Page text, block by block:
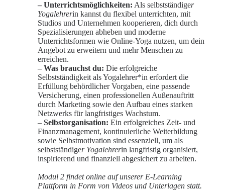
– Unterrichtsmöglichkeiten: Als selbstständiger
Yogalehrerin kannst du flexibel unterrichten, mit
Studios und Unternehmen kooperieren, dich durch
Spezialisierungen abheben und moderne
Unterrichtsformen wie Online-Yoga nutzen, um dein
Angebot zu erweitern und mehr Menschen zu
erreichen.
– Was brauchst du: Die erfolgreiche
Selbstständigkeit als Yogalehrer*in erfordert die
Erfüllung behördlicher Vorgaben, eine passende
Versicherung, einen professionellen Außenauftritt
durch Marketing sowie den Aufbau eines starken
Netzwerks für langfristiges Wachstum.
– Selbstorganisation: Ein erfolgreiches Zeit- und
Finanzmanagement, kontinuierliche Weiterbildung
sowie Selbstmotivation sind essenziell, um als
selbstständiger Yogalehrerin langfristig organisiert,
inspirierend und finanziell abgesichert zu arbeiten.
Modul 2 findet online auf unserer E-Learning
Plattform in Form von Videos und Unterlagen statt.